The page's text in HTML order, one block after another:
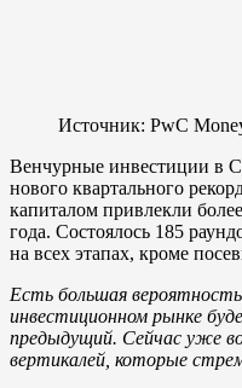
Источник: PwC
Венчурные инвестиции в
нового квартального
капиталом привлекли
года. Состоялось 185
на всех этапах, кроме
Есть большая
инвестиционном рынке
предыдущий. Сейчас уже
вертикалей, которые